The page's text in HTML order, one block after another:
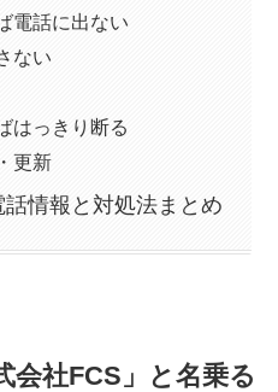
電話に出ない
ない
はっきり断る
更新
情報と対処法まとめ
会社FCS」と名乗る